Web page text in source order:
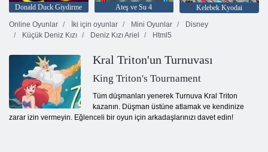
Donald Duck Giydirme Ateş ve Su 4
Kelebek Kyodai
Online Oyunlar
İki için oyunlar Mini Oyunlar
Disney
Küçük Deniz Kızı
Deniz Kızı Ariel Html5
Kral Triton'un Turnuvası
King Triton's Tournament
Tüm düşmanları yenerek Turnuva Kral Triton
kazanın. Düşman üstüne atlamak ve kendinize
zarar izin vermeyin. Eğlenceli bir oyun için arkadaşlarınızı davet edin!